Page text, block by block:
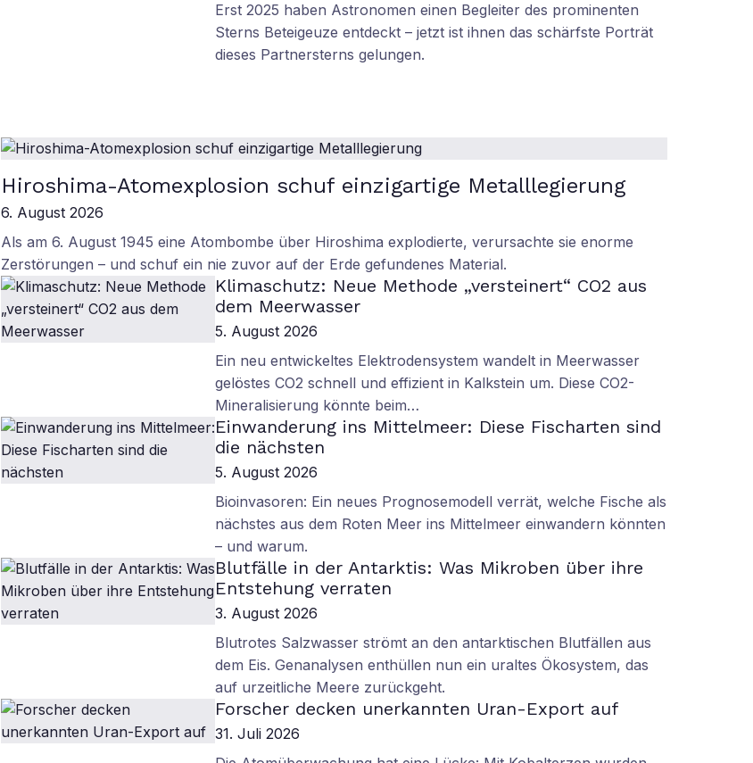
Erst 2025 haben Astronomen einen Begleiter des prominenten
Sterns Beteigeuze entdeckt – jetzt ist ihnen das schärfste Porträt
dieses Partnersterns gelungen.
Hiroshima-Atomexplosion schuf einzigartige Metalllegierung
6. August 2026
Als am 6. August 1945 eine Atombombe über Hiroshima explodierte, verursachte sie enorme
Zerstörungen – und schuf ein nie zuvor auf der Erde gefundenes Material.
Klimaschutz: Neue Methode „versteinert“ CO2 aus
dem Meerwasser
5. August 2026
Ein neu entwickeltes Elektrodensystem wandelt in Meerwasser
gelöstes CO2 schnell und effizient in Kalkstein um. Diese CO2-
Mineralisierung könnte beim…
Einwanderung ins Mittelmeer: Diese Fischarten sind
die nächsten
5. August 2026
Bioinvasoren: Ein neues Prognosemodell verrät, welche Fische als
nächstes aus dem Roten Meer ins Mittelmeer einwandern könnten
– und warum.
Blutfälle in der Antarktis: Was Mikroben über ihre
Entstehung verraten
3. August 2026
Blutrotes Salzwasser strömt an den antarktischen Blutfällen aus
dem Eis. Genanalysen enthüllen nun ein uraltes Ökosystem, das
auf urzeitliche Meere zurückgeht.
Forscher decken unerkannten Uran-Export auf
31. Juli 2026